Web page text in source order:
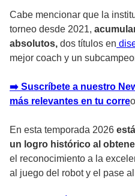
Cabe mencionar que la
torneo desde 2021,
absolutos, dos títulos en
mejor coach y un
➡️ Suscríbete a nuestro
más relevantes en tu correo
En esta temporada 2026
un logro histórico al
el reconocimiento a la
al juego del robot y el pase